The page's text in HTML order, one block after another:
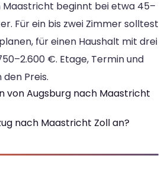
Maastricht beginnt bei etwa 45–
Für ein bis zwei Zimmer solltest
für einen Haushalt mit drei
€. Etage, Termin und
Preis.
von Augsburg nach Maastricht
nach Maastricht Zoll an?